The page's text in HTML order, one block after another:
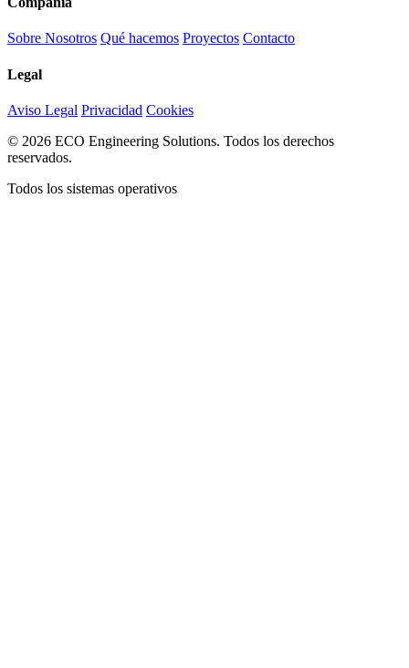
Sobre Nosotros Qué hacemos Proyectos Contacto
Legal
Aviso Legal Privacidad Cookies
© 2026 ECO Engineering Solutions. Todos los derechos
reservados.
Todos los sistemas operativos